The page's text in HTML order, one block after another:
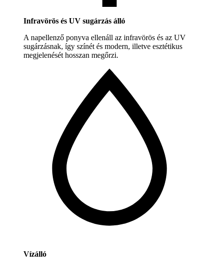
Infravörös és UV sugárzás álló
A napellenző ponyva ellenáll az infravörös és az UV
sugárzásnak, így színét és modern, illetve esztétikus
megjelenését hosszan megőrzi.
Vízálló